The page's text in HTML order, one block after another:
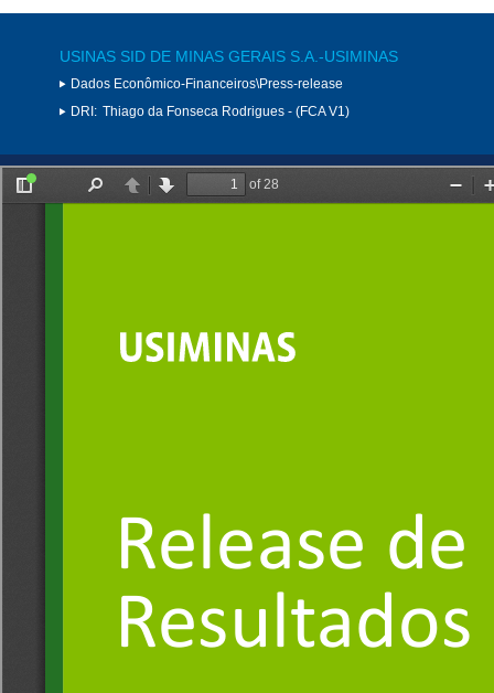
USINAS SID DE MINAS GERAIS S.A.-USIMINAS
Dados Econômico-Financeiros\Press-release
DRI: Thiago da Fonseca Rodrigues - (FCA V1)